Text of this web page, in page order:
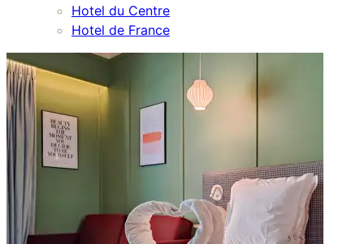
Hotel du Centre
Hotel de France